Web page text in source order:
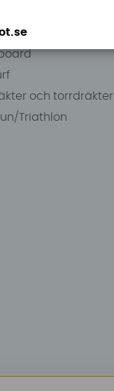
och torrdräkter
Triathlon